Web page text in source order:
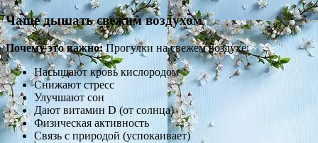
Чаще дышать свежим воздухом
Почему это важно:Прогулки на свежем воздухе:
Насыщают кровь кислородом
Снижают стресс
Улучшают сон
Дают витамин D (от солнца)
Физическая активность
Связь с природой (успокаивает)